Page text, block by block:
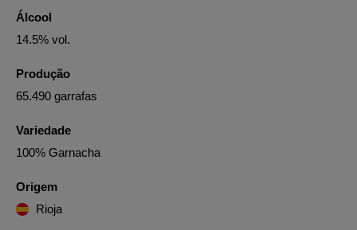
Álcool
14.5% vol.
Produção
65.490 garrafas
Variedade
100% Garnacha
Origem
Rioja